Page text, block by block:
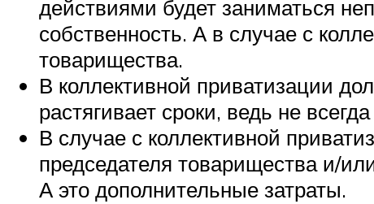
действиями будет заниматься
собственность. А в случае с
товарищества.
В коллективной приватизации
растягивает сроки, ведь не
В случае с коллективной
председателя товарищества и/
А это дополнительные затраты.